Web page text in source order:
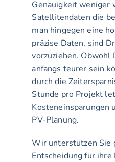
Genauigkeit weniger
Satellitendaten die
man hingegen eine
präzise Daten, sind
vorzuziehen. Obwohl
anfangs teurer sein
durch die
Stunde pro Projekt
Kosteneinsparungen
PV-Planung.
Wir unterstützen Sie
Entscheidung für ihre